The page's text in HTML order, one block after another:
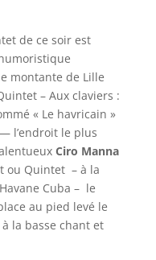
de ce soir est
montante de Lille
– Aux claviers :
« Le havricain »
l’endroit le plus
Ciro Manna
ou Quintet – à la
Cuba – le
au pied levé le
la basse chant et